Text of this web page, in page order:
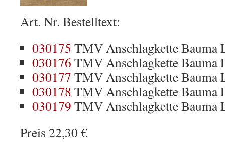
Art. Nr. Bestelltext:
030175 TMV Anschlagkette
030176 TMV Anschlagkette Bauma
030177 TMV Anschlagkette Bauma
030178 TMV Anschlagkette
030179 TMV Anschlagkette Bauma
Preis 22,30 €